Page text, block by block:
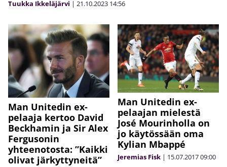
Tuukka Ikkeläjärvi | 21.10.2023 14:56
Man Unitedin ex-
pelaaja kertoo David
Beckhamin ja Sir Alex
Fergusonin
yhteenotosta: ”Kaikki
olivat järkyttyneitä”
Man Unitedin ex-
pelaajan mielestä
José Mourinholla on
jo käytössään oma
Kylian Mbappé
Jeremias Fisk | 15.07.201709:00